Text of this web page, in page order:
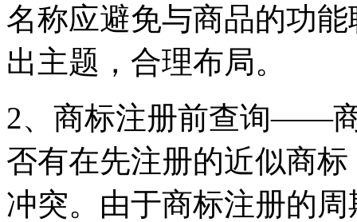
名称应避免与商品的功
出主题，合理布局。
2、商标注册前查询——
否有在先注册的近似商
冲突。由于商标注册的